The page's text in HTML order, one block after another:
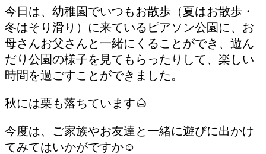
今日は、幼稚園でいつもお散歩（夏はお散歩・
冬はそり滑り）に来ているピアソン公園に、お
母さんお父さんと一緒にくることができ、遊ん
だり公園の様子を見てもらったりして、楽しい
時間を過ごすことができました。
秋には栗も落ちています🌰
今度は、ご家族やお友達と一緒に遊びに出かけ
てみてはいかがですか☺︎